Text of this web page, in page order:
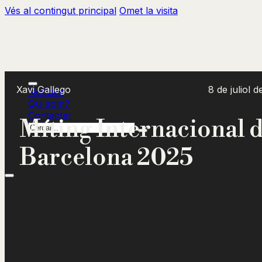
Vés al contingut principal Omet la visita
Notícies
Qui som?
Contactar
Cercar
Xavi Gallego 8 de juliol de
Míting Internacional
Barcelona 2025